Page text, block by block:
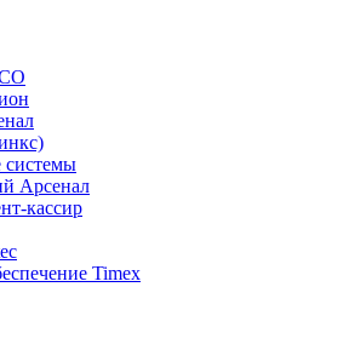
системы
Арсенал
кассир
Timex